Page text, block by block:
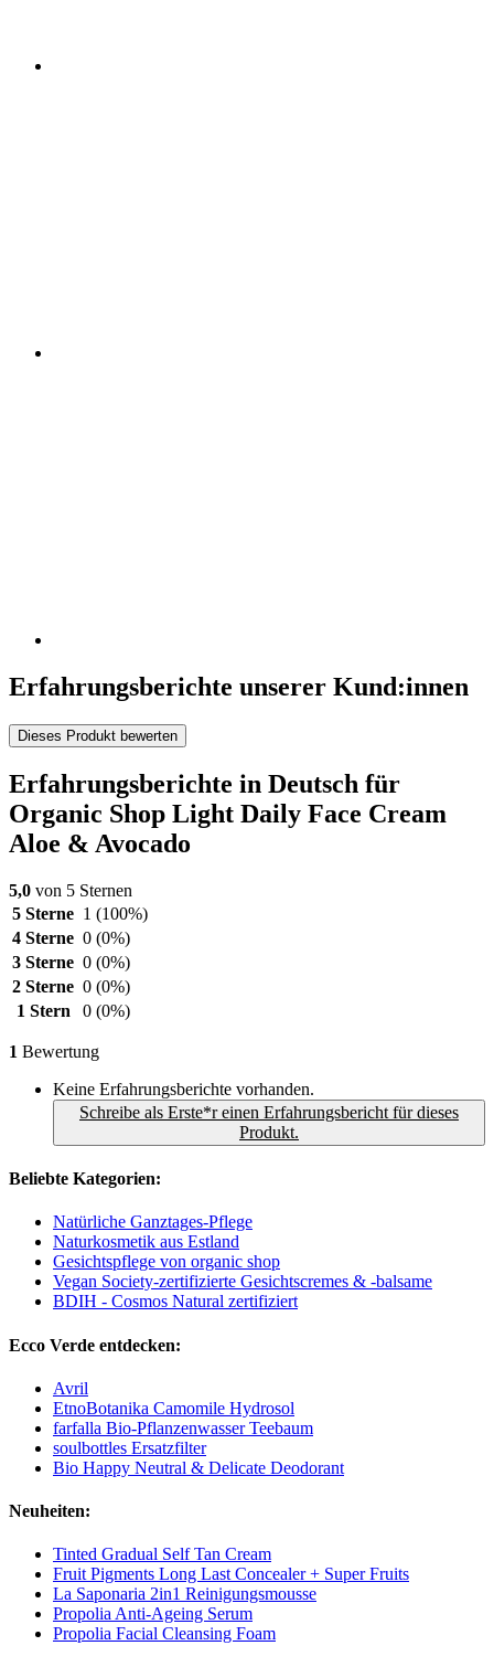
Erfahrungsberichte unserer Kund:innen
Dieses Produkt bewerten
Erfahrungsberichte in Deutsch für
Organic Shop Light Daily Face Cream
Aloe & Avocado
5,0 von 5 Sternen
5 Sterne 1 (100%)
4 Sterne 0 (0%)
3 Sterne 0 (0%)
2 Sterne 0 (0%)
1 Stern
0 (0%)
1 Bewertung
Keine Erfahrungsberichte vorhanden.
Schreibe als Erste*r einen Erfahrungsbericht für dieses
Produkt.
Beliebte Kategorien:
Natürliche Ganztages-Pflege
Naturkosmetik aus Estland
Gesichtspflege von organic shop
Vegan Society-zertifizierte Gesichtscremes & -balsame
BDIH - Cosmos Natural zertifiziert
Ecco Verde entdecken:
Avril
EtnoBotanika Camomile Hydrosol
farfalla Bio-Pflanzenwasser Teebaum
soulbottles Ersatzfilter
Bio Happy Neutral & Delicate Deodorant
Neuheiten:
Tinted Gradual Self Tan Cream
Fruit Pigments Long Last Concealer + Super Fruits
La Saponaria 2in1 Reinigungsmousse
Propolia Anti-Ageing Serum
Propolia Facial Cleansing Foam